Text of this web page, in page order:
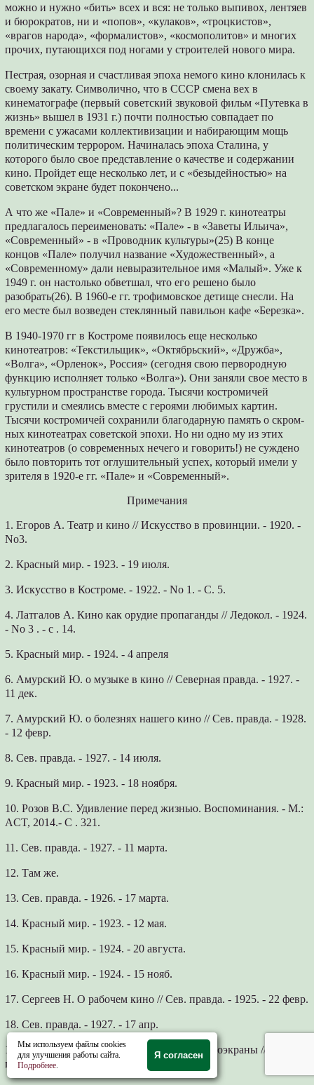
можно и нужно «бить» всех и вся: не только выпивох, лентяев
и бюрократов, ни и «попов», «кула­ков», «троцкистов»,
«врагов народа», «фор­малистов», «космополитов» и многих
прочих, путающихся под ногами у строителей нового мира.
Пестрая, озорная и счастливая эпоха не­мого кино клонилась к
своему закату. Симво­лично, что в СССР смена вех в
кинематографе (первый советский звуковой фильм «Путевка в
жизнь» вышел в 1931 г.) почти полностью совпадает по
времени с ужасами коллективи­зации и набирающим мощь
политическим тер­рором. Начиналась эпоха Сталина, у
которого было свое представление о качестве и содер­жании
кино. Пройдет еще несколько лет, и с «безыдейностью» на
советском экране будет покончено...
А что же «Пале» и «Современный»? В 1929 г. кинотеатры
предлагалось переименовать: «Пале» - в «Заветы Ильича»,
«Современный» - в «Проводник культуры»(25) В конце
концов «Пале» получил название «Художественный», а
«Современному» дали невыразительное имя «Малый». Уже к
1949 г. он настолько об­ветшал, что его решено было
разобрать(26). В 1960-е гг. трофимовское детище снесли. На
его месте был возведен стеклянный павильон кафе «Березка».
В 1940-1970 гг в Костроме появилось еще несколько
кинотеатров: «Текстильщик», «Ок­тябрьский», «Дружба»,
«Волга», «Орленок», Россия» (сегодня свою первородную
функцию исполняет только «Волга»). Они заняли свое место в
культурном пространстве города. Ты­сячи костромичей
грустили и смеялись вместе с героями любимых картин.
Тысячи костроми­чей сохранили благодарную память о скром­
ных кинотеатрах советской эпохи. Но ни одно­ му из этих
кинотеатров (о современных нечего и говорить!) не суждено
было повторить тот оглушительный успех, который имели у
зрите­ля в 1920-е гг. «Пале» и «Современный».
Примечания
1. Егоров А. Театр и кино // Искусство в провинции. - 1920. -
No3.
2. Красный мир. - 1923. - 19 июля.
3. Искусство в Костроме. - 1922. - No 1. - С. 5.
4. Латгалов А. Кино как орудие пропаганды // Ледокол. - 1924.
- No 3 . - с . 14.
5. Красный мир. - 1924. - 4 апреля
6. Амурский Ю. о музыке в кино // Северная правда. - 1927. -
11 дек.
7. Амурский Ю. о болезнях нашего кино // Сев. правда. - 1928.
- 12 февр.
8. Сев. правда. - 1927. - 14 июля.
9. Красный мир. - 1923. - 18 ноября.
10. Розов В.С. Удивление перед жизнью. Воспоминания. - М.:
ACT, 2014.- С . 321.
11. Сев. правда. - 1927. - 11 марта.
12. Там же.
13. Сев. правда. - 1926. - 17 марта.
14. Красный мир. - 1923. - 12 мая.
15. Красный мир. - 1924. - 20 августа.
16. Красный мир. - 1924. - 15 нояб.
17. Сергеев Н. О рабочем кино // Сев. правда. - 1925. - 22 февр.
18. Сев. правда. - 1927. - 17 апр.
19. Павлов г. О чем рассказывают наши киноэкраны // Сев.
прав­ да. - 1928. - 6 янв.
Мы используем файлы cookies
для улучшения работы сайта.
Подробнее.
Я согласен